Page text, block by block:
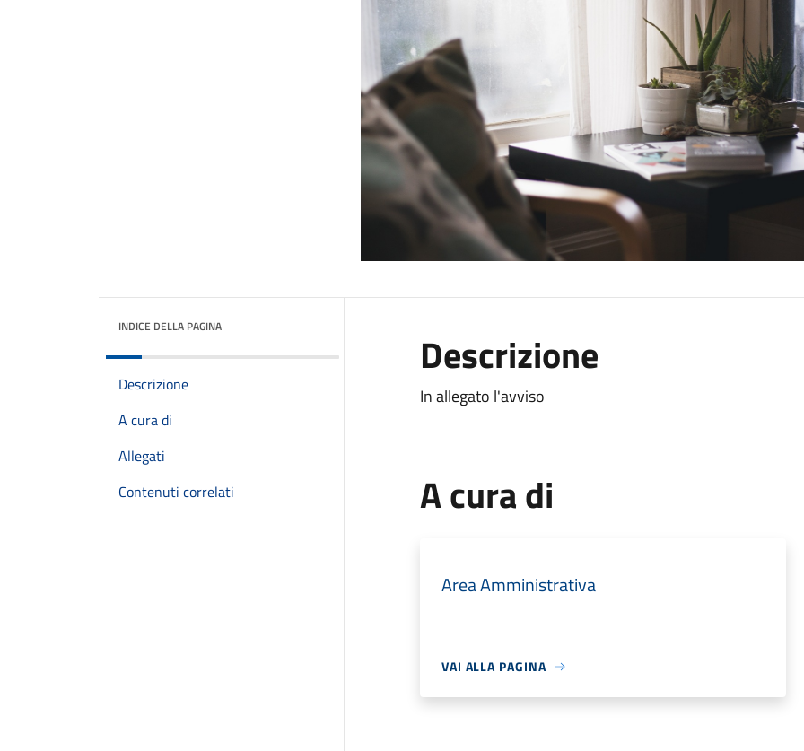
INDICE DELLA PAGINA
Descrizione
A cura di
Allegati
Contenuti correlati
Descrizione
In allegato l'avviso
A cura di
Area Amministrativa
VAI ALLA PAGINA